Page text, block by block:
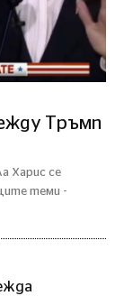
Тръмп
Харис се
теми -